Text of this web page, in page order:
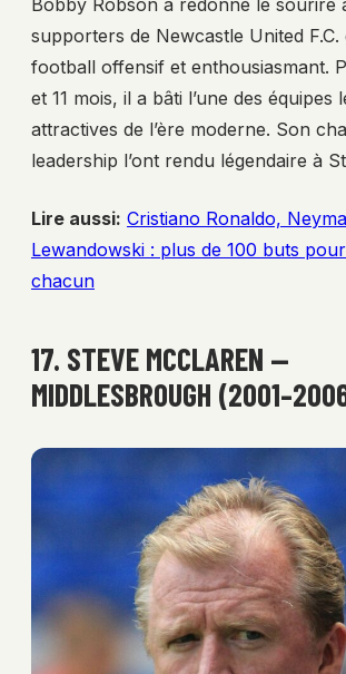
Bobby Robson a redonné le sourire
supporters de Newcastle United
football offensif et enthousiasmant.
et 11 mois, il a bâti l’une des équipes
attractives de l’ère moderne. Son
leadership l’ont rendu légendaire à
Lire aussi: Cristiano Ronaldo,
Lewandowski : plus de 100 buts
chacun
17. STEVE MCCLAREN —
MIDDLESBROUGH